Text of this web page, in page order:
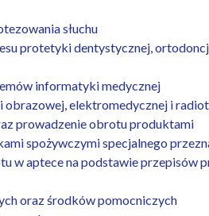
słuchu
protetyki dentystycznej,
informatyki medycznej
obrazowej, elektromedycznej i
prowadzenie obrotu produktami
spożywczymi specjalnego
w aptece na podstawie przepisów
oraz środków pomocniczych